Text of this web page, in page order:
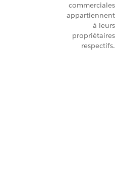
commerciales
appartiennent
à leurs
propriétaires
respectifs.